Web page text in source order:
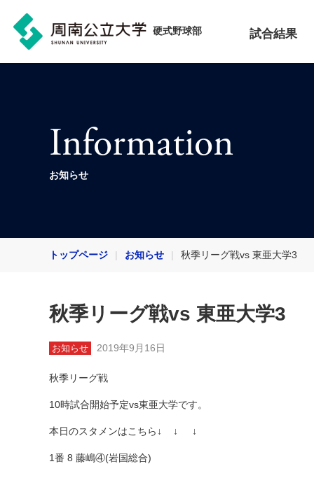
硬式野球部 試合結果
Information
お知らせ
トップページ お知らせ 秋季リーグ戦vs 東亜大学3
秋季リーグ戦vs 東亜大学3
お知らせ 2019年9月16日
秋季リーグ戦
10時試合開始予定vs東亜大学です。
本日のスタメンはこちら↓ ↓ ↓
1番 8 藤嶋④(岩国総合)